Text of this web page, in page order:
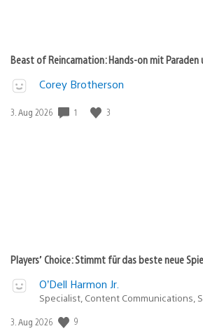
Beast of Reincarnation: Hands-on mit Paraden
Corey Brotherson
Veröffentlichungsdatum:
3. Aug 2026 1 3
Players’ Choice: Stimmt für das beste neue
O’Dell Harmon Jr.
Specialist, Content Communications,
Veröffentlichungsdatum:
3. Aug 2026 9